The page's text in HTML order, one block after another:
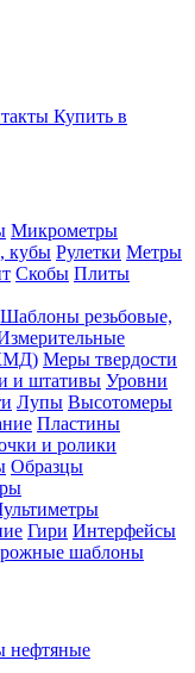
Купить в
Микрометры
кубы Рулетки Метры
Скобы Плиты
Шаблоны резьбовые,
Меры твердости
и штативы Уровни
Лупы Высотомеры
Пластины
и ролики
Образцы
Гири Интерфейсы
шаблоны
нефтяные